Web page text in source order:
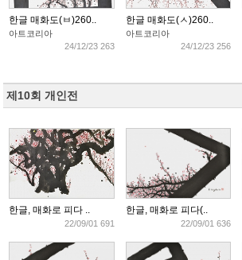
한글 매화도(ㅂ)260..
아트코리아
24/12/23 263
한글 매화도(ㅅ)260..
아트코리아
24/12/23 256
제10회 개인전
한글, 매화로 피다 ..
22/09/01 691
한글, 매화로 피다(..
22/09/01 636